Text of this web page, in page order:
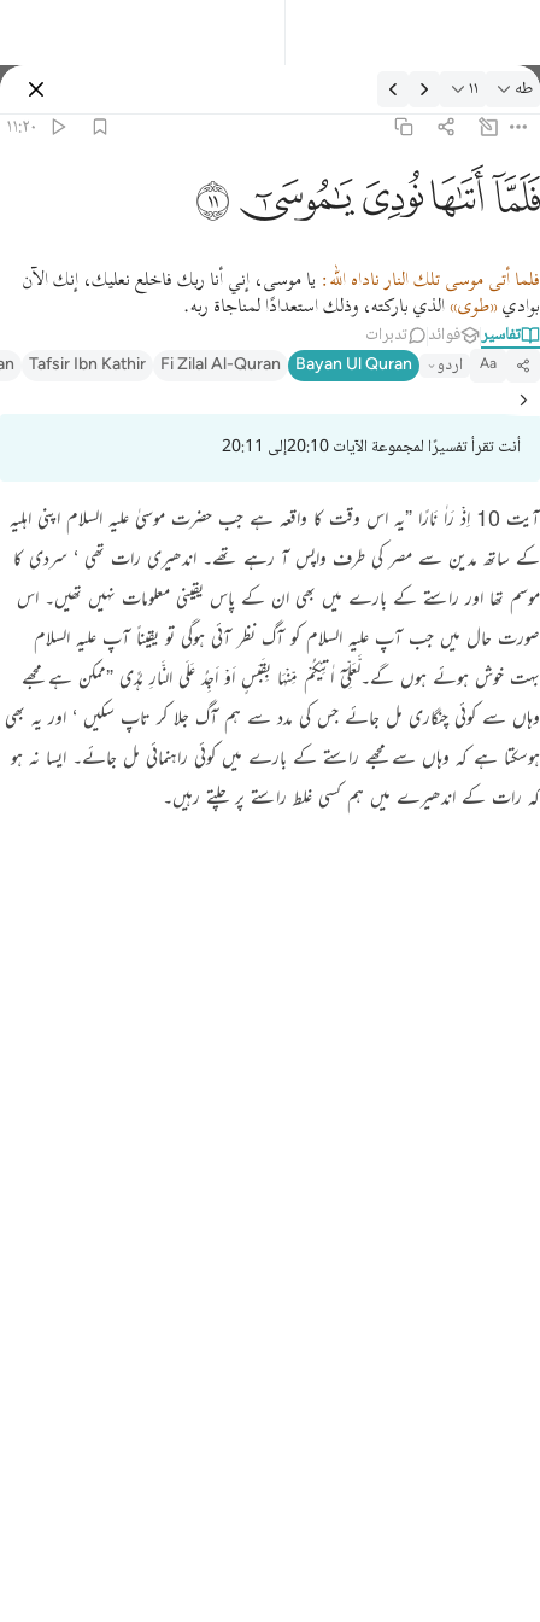
التفسير: طه ١١:٢٠
طه ١١
١١:٢٠
فلما اتاها نودي يا موسى ١١
فَلَمَّآ أَتَىٰهَا نُودِىَ يَـٰمُوسَىٰٓ ١١
ﲵﲶﲷﲸﲹ
فلما أتى موسى تلك النار ناداه الله: يا موسى، إني أنا ربك فاخلع نعليك، إنك الآن
بوادي«طوى»الذي باركته، وذلك استعدادًا لمناجاة ربه.
تفاسير فوائد تدبرات
Aa اردو Bayan Ul Quran
Fi Zilal Al-Quran
Tafsir Ibn Kathir
أنت تقرأ تفسيرًا لمجموعة الآيات 20:10إلى 20:11
آیت 10 اِذْ رَاٰ نَارًا ”یہ اس وقت کا واقعہ ہے جب حضرت موسیٰ علیہ السلام اپنی اہلیہ
کے ساتھ مدین سے مصر کی طرف واپس آ رہے تھے۔ اندھیری رات تھی ‘ سردی کا
موسم تھا اور راستے کے بارے میں بھی ان کے پاس یقینی معلومات نہیں تھیں۔ اس
صورت حال میں جب آپ علیہ السلام کو آگ نظر آئی ہوگی تو یقیناً آپ علیہ السلام
بہت خوش ہوئے ہوں گے۔لَّعَلِّیْٓ اٰتِیْکُمْ مِّنْہَا بِقَبَسٍ اَوْ اَجِدُ عَلَی النَّارِ ہُدًی ”ممکن ہے مجھے
وہاں سے کوئی چنگاری مل جائے جس کی مدد سے ہم آگ جلا کر تاپ سکیں ‘ اور یہ بھی
ہوسکتا ہے کہ وہاں سے مجھے راستے کے بارے میں کوئی راہنمائی مل جائے۔ ایسا نہ ہو
کہ رات کے اندھیرے میں ہم کسی غلط راستے پر چلتے رہیں۔